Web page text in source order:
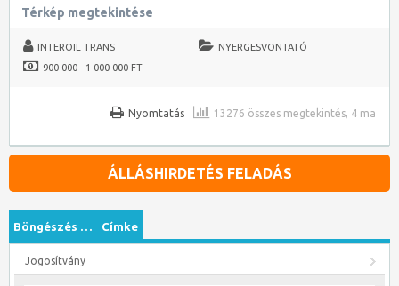
Térkép megtekintése
INTEROIL TRANS
NYERGESVONTATÓ
900 000 - 1 000 000 FT
13276 összes megtekintés, 4 ma
Nyomtatás
ÁLLÁSHIRDETÉS FELADÁS
Böngészés … Címke
Jogosítvány